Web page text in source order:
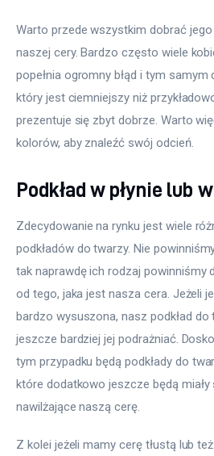
Warto przede wszystkim dobrać
naszej cery. Bardzo często wiele
popełnia ogromny błąd i tym samym
który jest ciemniejszy niż
prezentuje się zbyt dobrze. Warto
kolorów, aby znaleźć swój odcień.
Podkład w płynie lub
Zdecydowanie na rynku jest wiele
podkładów do twarzy. Nie
tak naprawdę ich rodzaj powinniśmy
od tego, jaka jest nasza cera. Jeżeli
bardzo wysuszona, nasz podkład do
jeszcze bardziej jej podrażniać.
tym przypadku będą podkłady do
które dodatkowo jeszcze będą miały
nawilżające naszą cerę.
Z kolei jeżeli mamy cerę tłustą lub